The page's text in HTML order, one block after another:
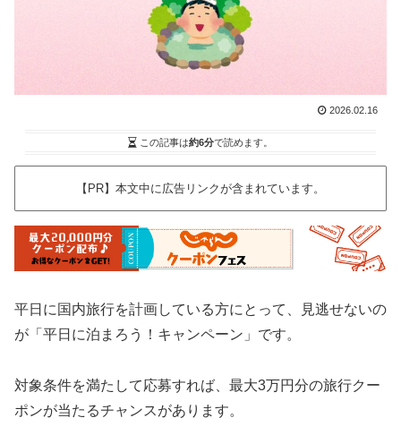
2026.02.16
この記事は約6分で読めます。
【PR】本文中に広告リンクが含まれています。
平日に国内旅行を計画している方にとって、見逃せないの
が「平日に泊まろう！キャンペーン」です。
対象条件を満たして応募すれば、最大3万円分の旅行クー
ポンが当たるチャンスがあります。